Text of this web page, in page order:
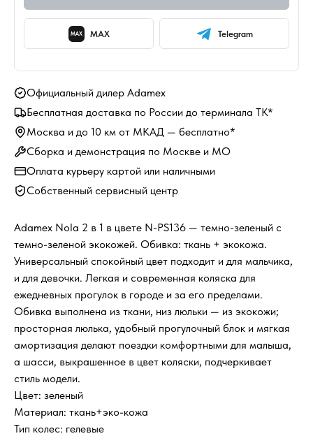
MAX MAX Telegram
Официальный дилер Adamex
Бесплатная доставка по России до терминала ТК*
Москва и до 10 км от МКАД — бесплатно*
Сборка и демонстрация по Москве и МО
Оплата курьеру картой или наличными
Собственный сервисный центр
Adamex Nola 2 в 1 в цвете N-PS136 — темно-зеленый с
темно-зеленой экокожей. Обивка: ткань + экокожа.
Универсальный спокойный цвет подходит и для мальчика,
и для девочки. Легкая и современная коляска для
ежедневных прогулок в городе и за его пределами.
Обивка выполнена из ткани, низ люльки — из экокожи;
просторная люлька, удобный прогулочный блок и мягкая
амортизация делают поездки комфортными для малыша,
а шасси, выкрашенное в цвет коляски, подчеркивает
стиль модели.
Цвет: зеленый
Материал: ткань+эко-кожа
Тип колес: гелевые